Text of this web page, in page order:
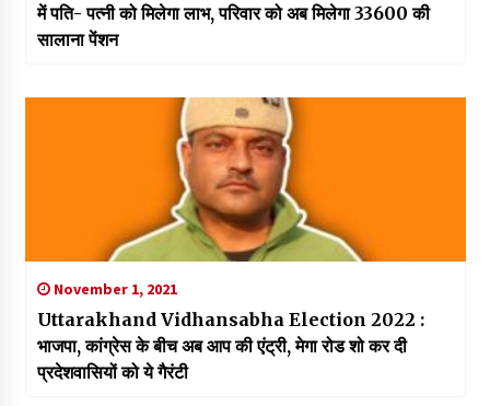
में पति- पत्नी को मिलेगा लाभ, परिवार को अब मिलेगा 33600 की
सालाना पेंशन
November 1, 2021
Uttarakhand Vidhansabha Election 2022 :
भाजपा, कांग्रेस के बीच अब आप की एंट्री, मेगा रोड शो कर दी
प्रदेशवासियों को ये गैरंटी